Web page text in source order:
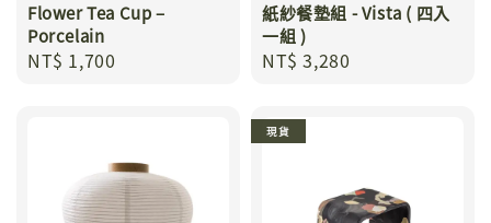
Flower Tea Cup –
Porcelain
Regular
NT$ 1,700
紙紗餐墊組 - Vista ( 四入
一組 )
Regular
NT$ 3,280
現貨